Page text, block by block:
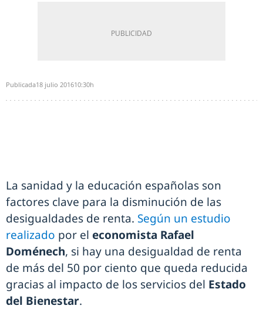
Publicada18 julio 201610:30h
La sanidad y la educación españolas son
factores clave para la disminución de las
desigualdades de renta. Según un estudio
realizado por el economista Rafael
Doménech, si hay una desigualdad de renta
de más del 50 por ciento que queda reducida
gracias al impacto de los servicios del Estado
del Bienestar.